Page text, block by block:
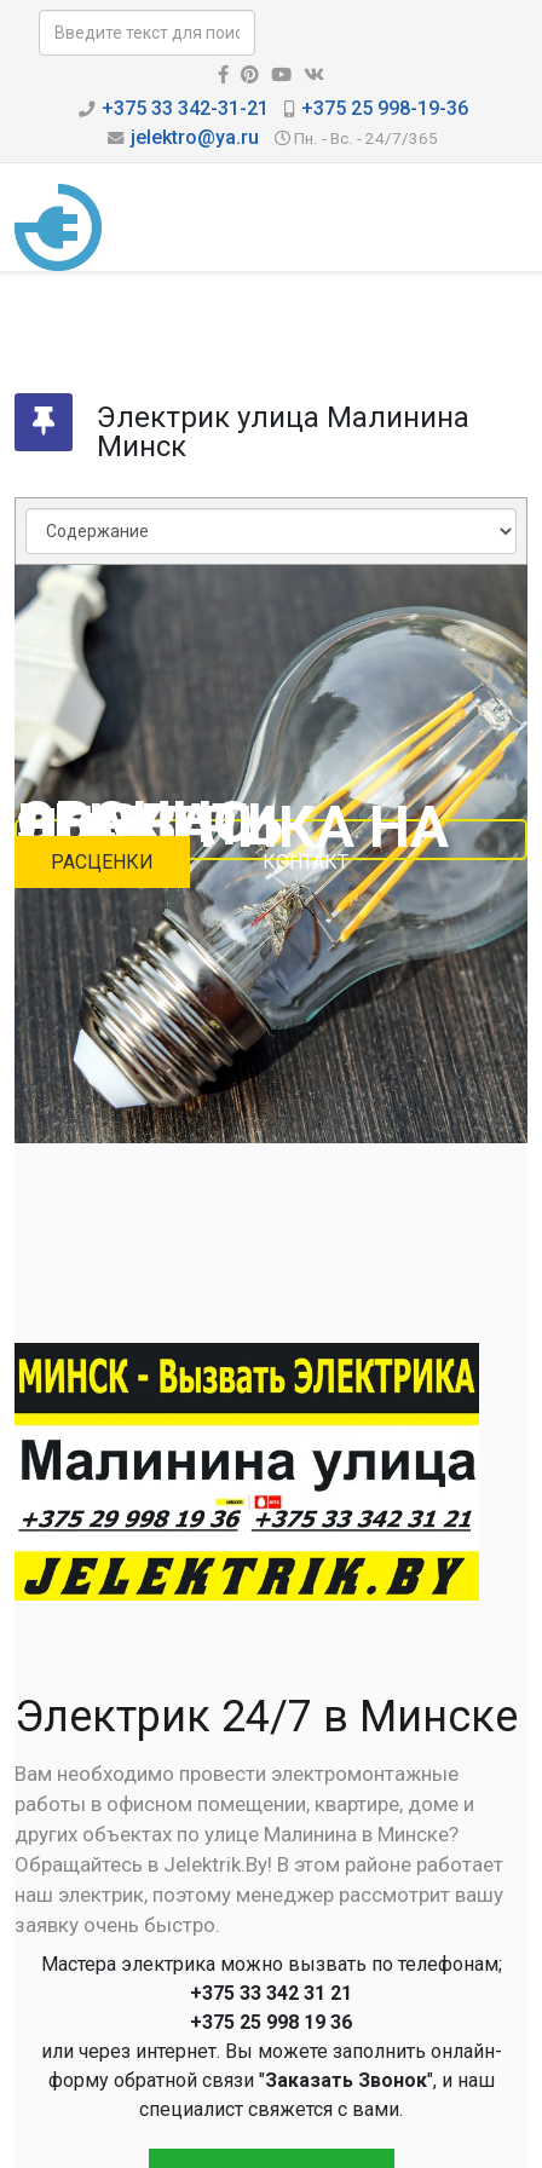
+375 33 342-31-21
+375 25 998-19-36
jelektro@ya.ru
Пн. - Вс. - 24/7/365
Электрик улица Малинина
Минск
СРОЧНО ВЫЗВАТЬ ЭЛЕКТРИКА НА ДОМ.
РАСЦЕНКИ КОНТАКТ
Электрик 24/7 в Минске
Вам необходимо провести электромонтажные
работы в офисном помещении, квартире, доме и
других объектах по улице Малинина в Минске?
Обращайтесь в Jelektrik.By! В этом районе работает
наш электрик, поэтому менеджер рассмотрит вашу
заявку очень быстро.
Мастера электрика можно вызвать по телефонам;
+375 33 342 31 21
+375 25 998 19 36
или через интернет. Вы можете заполнить онлайн-
форму обратной связи "Заказать Звонок", и наш
специалист свяжется с вами.